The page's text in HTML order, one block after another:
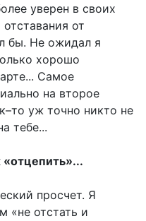
уверен в своих
от
бы. Не ожидал я
хорошо
Самое
на второе
уж точно никто не
тебе...
просчет. Я
«не отстать и